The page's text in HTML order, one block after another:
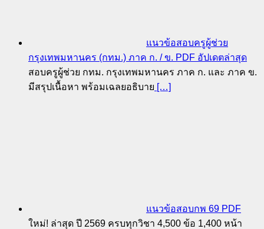
แนวข้อสอบครูผู้ช่วย
กรุงเทพมหานคร (กทม.) ภาค ก. / ข. PDF อัปเดตล่าสุด
สอบครูผู้ช่วย กทม. กรุงเทพมหานคร ภาค ก. และ ภาค ข.
มีสรุปเนื้อหา พร้อมเฉลยอธิบาย […]
แนวข้อสอบกพ 69 PDF
ใหม่! ล่าสุด ปี 2569 ครบทุกวิชา 4,500 ข้อ 1,400 หน้า